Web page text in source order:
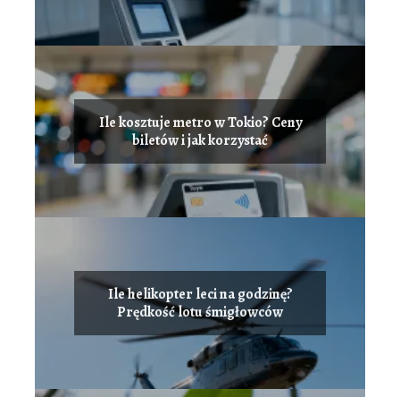
Ile kosztuje metro w Tokio? Ceny
biletów i jak korzystać
Ile helikopter leci na godzinę?
Prędkość lotu śmigłowców